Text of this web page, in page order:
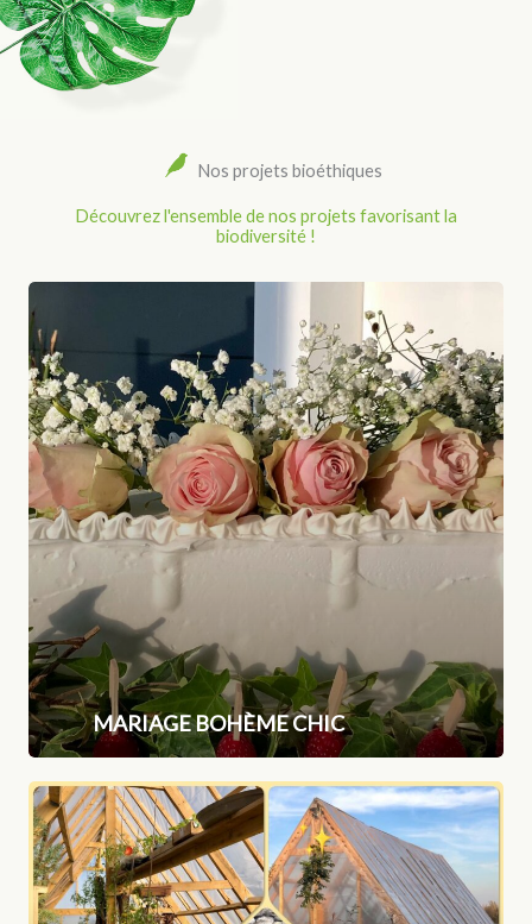
Nos projets bioéthiques
Découvrez l'ensemble de nos projets favorisant la
biodiversité !
MARIAGE BOHÈME CHIC
bohème
Serre
éco-
responsable